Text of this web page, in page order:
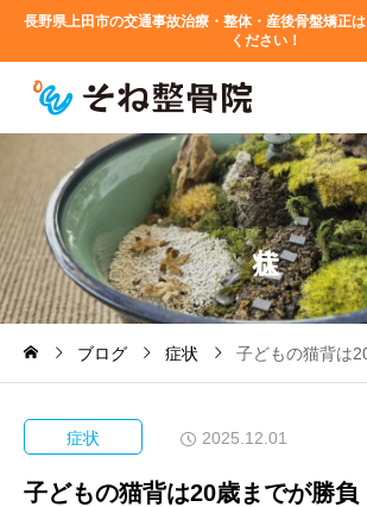
長野県上田市の交通事故治療・整体・産後骨盤矯正
ください！
ブログ 症状 子どもの猫背は
症状 2025.12.01
子どもの猫背は20歳までが勝負